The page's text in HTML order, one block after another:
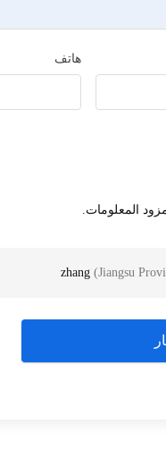
هاتف
المعلومات.
zhang (Jiangsu